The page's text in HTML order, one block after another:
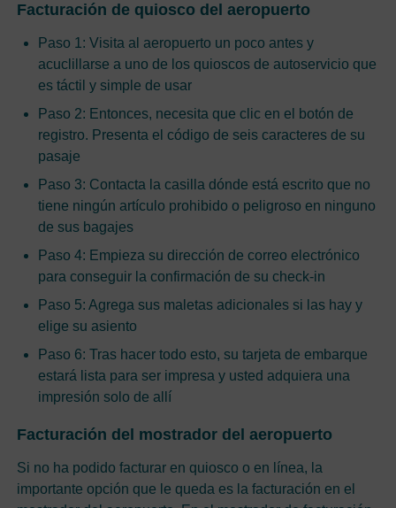
Facturación de quiosco del aeropuerto
Paso 1: Visita al aeropuerto un poco antes y
acuclillarse a uno de los quioscos de autoservicio que
es táctil y simple de usar
Paso 2: Entonces, necesita que clic en el botón de
registro. Presenta el código de seis caracteres de su
pasaje
Paso 3: Contacta la casilla dónde está escrito que no
tiene ningún artículo prohibido o peligroso en ninguno
de sus bagajes
Paso 4: Empieza su dirección de correo electrónico
para conseguir la confirmación de su check-in
Paso 5: Agrega sus maletas adicionales si las hay y
elige su asiento
Paso 6: Tras hacer todo esto, su tarjeta de embarque
estará lista para ser impresa y usted adquiera una
impresión solo de allí
Facturación del mostrador del aeropuerto
Si no ha podido facturar en quiosco o en línea, la
importante opción que le queda es la facturación en el